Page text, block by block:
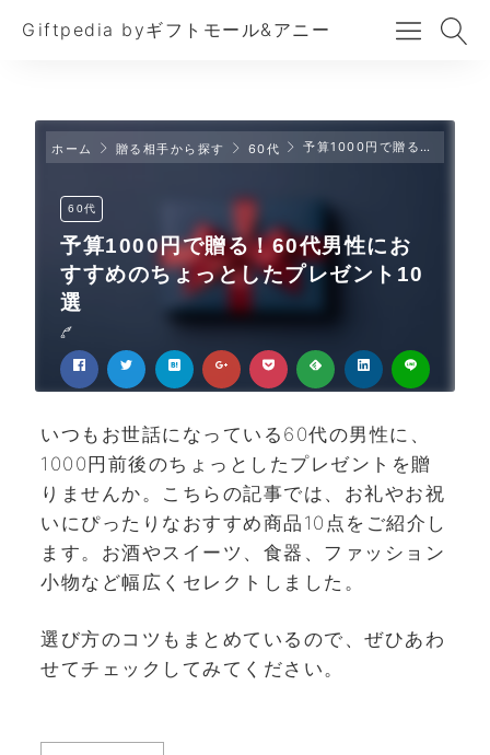
Giftpedia byギフトモール&アニー
ホーム 贈る相手から探す 60代 予算1000円で贈る！60代男性におすすめのちょっとしたプレゼント10選
60代
予算1000円で贈る！60代男性にお
すすめのちょっとしたプレゼント10
選
いつもお世話になっている60代の男性に、
1000円前後のちょっとしたプレゼントを贈
りませんか。こちらの記事では、お礼やお祝
いにぴったりなおすすめ商品10点をご紹介し
ます。お酒やスイーツ、食器、ファッション
小物など幅広くセレクトしました。
選び方のコツもまとめているので、ぜひあわ
せてチェックしてみてください。